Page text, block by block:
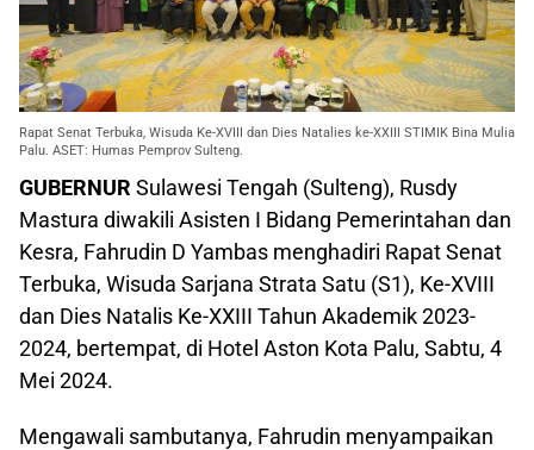
Rapat Senat Terbuka, Wisuda Ke-XVIII dan Dies Natalies ke-XXIII STIMIK Bina Mulia
Palu. ASET: Humas Pemprov Sulteng.
GUBERNUR Sulawesi Tengah (Sulteng), Rusdy
Mastura diwakili Asisten I Bidang Pemerintahan dan
Kesra, Fahrudin D Yambas menghadiri Rapat Senat
Terbuka, Wisuda Sarjana Strata Satu (S1), Ke-XVIII
dan Dies Natalis Ke-XXIII Tahun Akademik 2023-
2024, bertempat, di Hotel Aston Kota Palu, Sabtu, 4
Mei 2024.
Mengawali sambutanya, Fahrudin menyampaikan